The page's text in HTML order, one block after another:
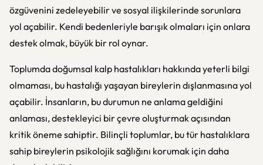
özgüvenini zedeleyebilir ve sosyal ilişkilerinde sorunlara
yol açabilir. Kendi bedenleriyle barışık olmaları için onlara
destek olmak, büyük bir rol oynar.
Toplumda doğumsal kalp hastalıkları hakkında yeterli bilgi
olmaması, bu hastalığı yaşayan bireylerin dışlanmasına yol
açabilir. İnsanların, bu durumun ne anlama geldiğini
anlaması, destekleyici bir çevre oluşturmak açısından
kritik öneme sahiptir. Bilinçli toplumlar, bu tür hastalıklara
sahip bireylerin psikolojik sağlığını korumak için daha